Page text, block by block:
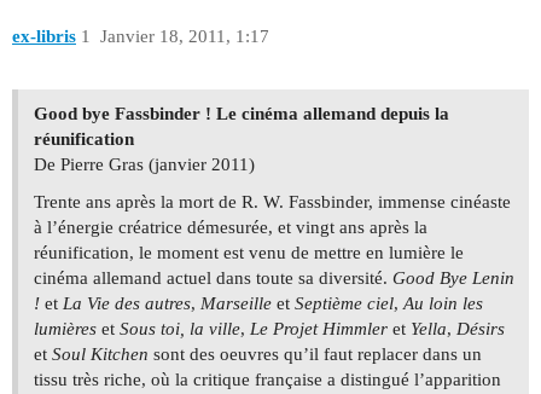
ex-libris Janvier 18, 2011, 1:17
1
Good bye Fassbinder ! Le cinéma allemand depuis la
réunification
De Pierre Gras (janvier 2011)
Trente ans après la mort de R. W. Fassbinder, immense cinéaste
à l’énergie créatrice démesurée, et vingt ans après la
réunification, le moment est venu de mettre en lumière le
cinéma allemand actuel dans toute sa diversité. Good Bye Lenin
! et La Vie des autres, Marseille et Septième ciel,Au loin les
lumières et Sous toi, la ville, Le Projet Himmler et Yella, Désirs
et Soul Kitchen sont des oeuvres qu’il faut replacer dans un
tissu très riche, où la critique française a distingué l’apparition